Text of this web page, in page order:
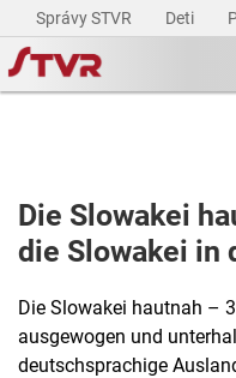
Správy STVR Deti
Die Slowakei
die Slowakei in
Die Slowakei hautnah –
ausgewogen und
deutschsprachige